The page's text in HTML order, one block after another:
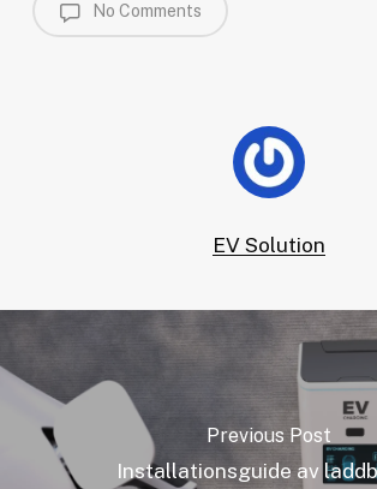
No Comments
EV Solution
Previous Post
Installationsguide av